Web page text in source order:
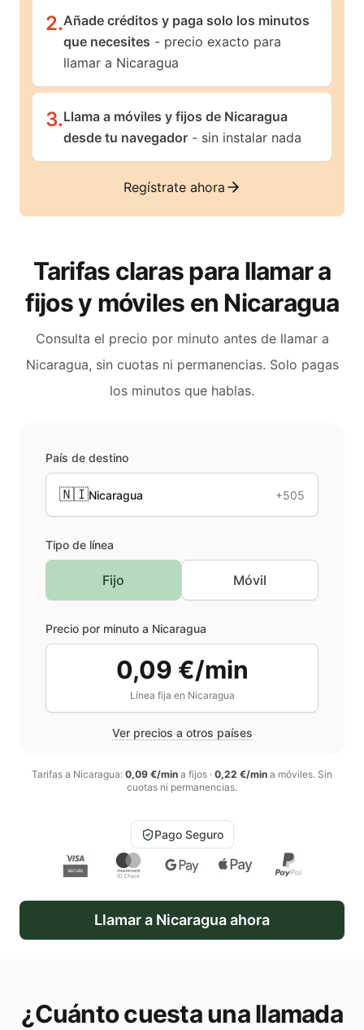
2.Añade créditos y paga solo los minutos
que necesites - precio exacto para
llamar a Nicaragua
3.Llama a móviles y fijos de Nicaragua
desde tu navegador - sin instalar nada
Regístrate ahora
Tarifas claras para llamar a
fijos y móviles en Nicaragua
Consulta el precio por minuto antes de llamar a
Nicaragua, sin cuotas ni permanencias. Solo pagas
los minutos que hablas.
País de destino
🇳🇮Nicaragua +505
Tipo de línea
Fijo Móvil
Precio por minuto a Nicaragua
0,09 €/min
Línea fija en Nicaragua
Ver precios a otros países
Tarifas a Nicaragua: 0,09 €/min a fijos · 0,22 €/min a móviles. Sin
cuotas ni permanencias.
Pago Seguro
Llamar a Nicaraguaahora
¿Cuánto cuesta una llamada